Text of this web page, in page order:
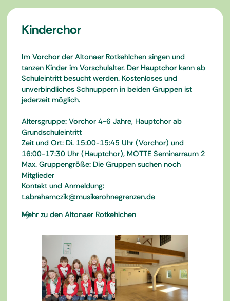
Kinderchor
ImVorchor der Altonaer Rotkehlchen singen und
tanzen Kinder im Vorschulalter. Der Hauptchor kann ab
Schuleintritt besucht werden. Kostenloses und
unverbindliches Schnuppern in beiden Gruppen ist
jederzeit möglich.
Altersgruppe: Vorchor 4-6 Jahre, Hauptchor ab
Grundschuleintritt
Zeit und Ort: Di. 15:00-15:45 Uhr (Vorchor) und
16:00-17:30 Uhr (Hauptchor), MOTTE Seminarraum 2
Max. Gruppengröße: Die Gruppen suchen noch
Mitglieder
Kontakt und Anmeldung:
t.abrahamczik@musikerohnegrenzen.de
Mehr zu den Altonaer Rotkehlchen